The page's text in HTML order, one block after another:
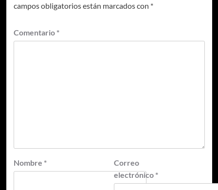
campos obligatorios están marcados con *
Comentario *
Nombre *
Correo
electrónico *